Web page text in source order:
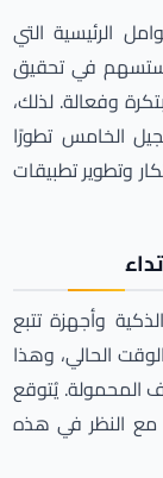
الرئيسية التي
ستسهم في تحقيق
وفعالة. لذلك،
الخامس تطورًا
وتطوير تطبيقات
وأجهزة تتبع
الحالي، وهذا
المحمولة. يُتوقع
مع النظر في هذه